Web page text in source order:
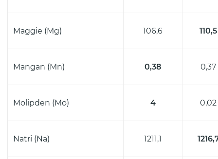
Maggie (Mg) 106,6 110,5
Mangan (Mn) 0,38 0,37
Molipden (Mo) 4 0,02
Natri (Na) 1211,1